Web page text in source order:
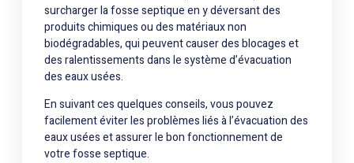
surcharger la fosse septique en y déversant des
produits chimiques ou des matériaux non
biodégradables, qui peuvent causer des blocages et
des ralentissements dans le système d’évacuation
des eaux usées.
En suivant ces quelques conseils, vous pouvez
facilement éviter les problèmes liés à l’évacuation des
eaux usées et assurer le bon fonctionnement de
votre fosse septique.